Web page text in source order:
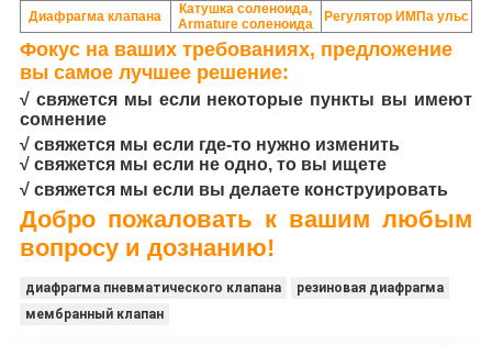
Диафрагма клапана
Катушка соленоида,
Armature соленоида
Регулятор ИМПа ульс
Фокус на ваших требованиях, предложение
вы самое лучшее решение:
√ свяжется мы если некоторые пункты вы имеют
сомнение
√ свяжется мы если где-то нужно изменить
√ свяжется мы если не одно, то вы ищете
√ свяжется мы если вы делаете конструировать
Добро пожаловать к вашим любым
вопросу и дознанию!
диафрагма пневматического клапана
резиновая диафрагма
мембранный клапан